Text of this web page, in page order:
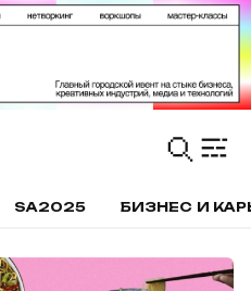
SA2025 БИЗНЕС И